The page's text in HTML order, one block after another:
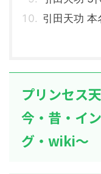
引田天功 本
プリンセス
今・昔・イ
グ・wiki～